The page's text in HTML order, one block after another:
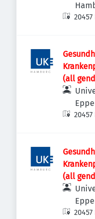
(all
(all
- C1B